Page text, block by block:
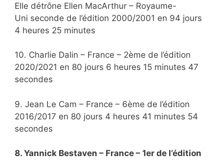
Elle détrône Ellen MacArthur – Royaume-
Uni seconde de l’édition 2000/2001 en 94 jours
4 heures 25 minutes
10. Charlie Dalin – France – 2ème de l’édition
2020/2021 en 80 jours 6 heures 15 minutes 47
secondes
9. Jean Le Cam – France – 6ème de l’édition
2016/2017 en 80 jours 4 heures 41 minutes 54
secondes
8. Yannick Bestaven – France – 1er de l’édition